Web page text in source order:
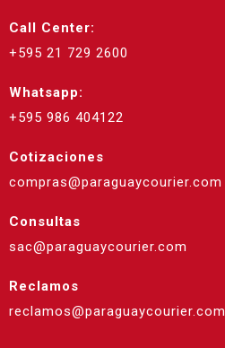
Call Center:
+595 21 729 2600
Whatsapp:
+595 986 404122
Cotizaciones
compras@paraguaycourier.com
Consultas
sac@paraguaycourier.com
Reclamos
reclamos@paraguaycourier.com